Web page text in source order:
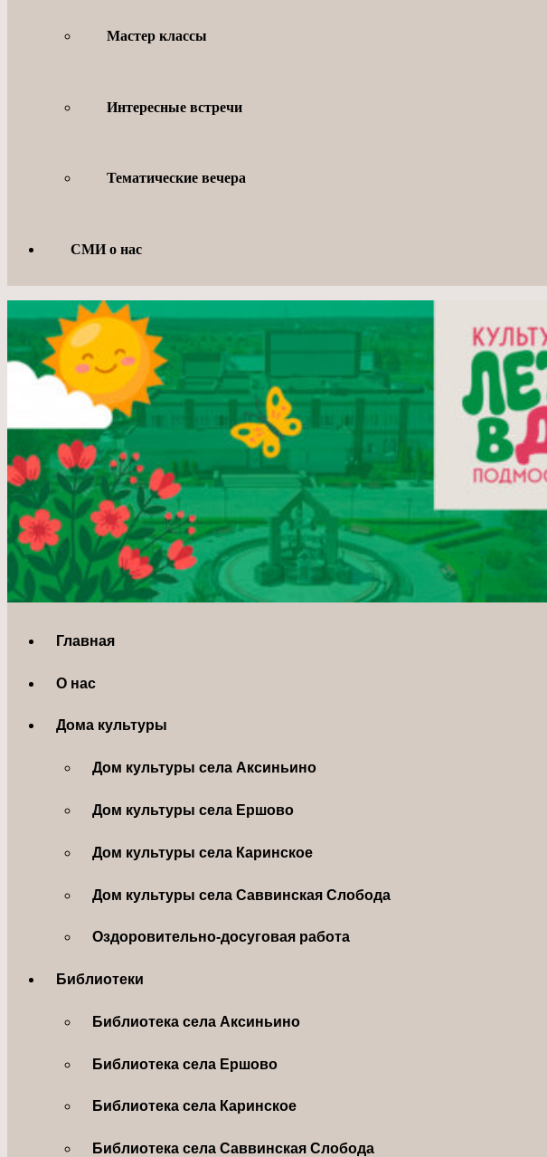
Мастер классы
Интересные встречи
Тематические вечера
СМИ о нас
Главная
О нас
Дома культуры
Дом культуры села Аксиньино
Дом культуры села Ершово
Дом культуры села Каринское
Дом культуры села Саввинская Слобода
Оздоровительно-досуговая работа
Библиотеки
Библиотека села Аксиньино
Библиотека села Ершово
Библиотека села Каринское
Библиотека села Саввинская Слобода